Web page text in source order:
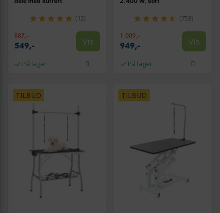
(12)
887,-
549,- Vis
På lager
(753)
1.009,-
949,- Vis
På lager
TILBUD TILBUD